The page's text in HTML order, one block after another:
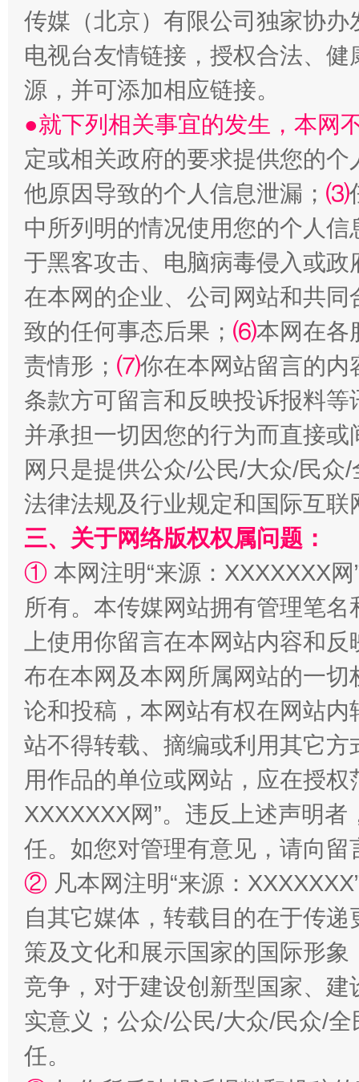
受贿1.44亿！段成刚被判无期 从幼
阿坝州三大球赛在茂县开幕 规模
国家大学科技园优化重塑工作
扯下公款旅游的“隐身衣” 如何以
传媒（北京）有限公司独家协
电视台友情链接，授权合法、
源，并可添加相应链接。
●就下列相关事宜的发生，本网
定或相关政府的要求提供您的个
他原因导致的个人信息泄漏； ⑶
中所列明的情况使用您的个人
于黑客攻击、电脑病毒侵入或
在本网的企业、公司网站和共
致的任何事态后果； ⑹本网在各
责情形； ⑺你在本网站留言的内
条款方可留言和反映投诉报料
并承担一切因您的行为而直接
网只是提供公众/公民/大众/民
法律法规及行业规定和国际互
三、关于网络版权权属问题：
① 本网注明“来源：XXXXXXX
所有。本传媒网站拥有管理笔
上使用你留言在本网站内容和
布在本网及本网所属网站的一
论和投稿，本网站有权在网站
站不得转载、摘编或利用其它
用作品的单位或网站，应在授
XXXXXXX网”。违反上述声明
任。如您对管理有意见，请向
② 凡本网注明“来源：
自其它媒体，转载目的在于传
策及文化和展示国家的国际形
竞争，对于建设创新型国家、
实意义；公众/公民/大众/民众/
任。